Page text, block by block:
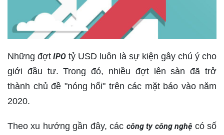
Những đợt IPO tỷ USD luôn là sự kiện gây chú ý cho
giới đầu tư. Trong đó, nhiều đợt lên sàn đã trở
thành chủ đề "nóng hổi" trên các mặt báo vào năm
2020.
Theo xu hướng gần đây, các công ty công nghệ có số